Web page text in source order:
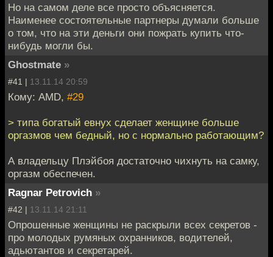
Но на самом деле все просто объясняется.
Наименее состоятельные партнеры думали больше
о том, что на эти деньги они пожрать купить что-
нибудь могли бы.
Ghostmate »
#41 | 13.11.14 20:59
Кому: AMD, #29
> типа богатый евнух сделает женщине больше
оргазмов чем бедный, но с нормально работающим?
А владельцу Плэйбоя достаточно чихнуть на самку,
оргазм обеспечен.
Ragnar Petrovich »
#42 | 13.11.14 21:11
Опрошенные женщины не раскрыли всех секретов -
про молодых румяных охранников, водителей,
адьютантов и секретарей.